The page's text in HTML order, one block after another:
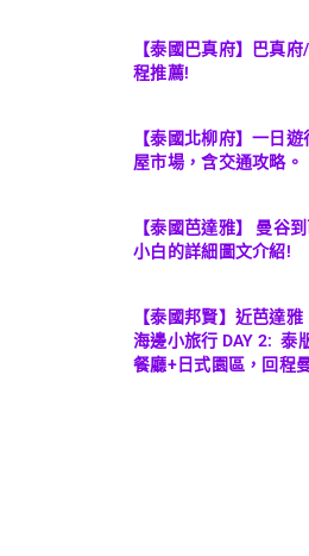
【泰國巴真府】巴真
程推薦!
【泰國北柳府】一日
屋市場，含交通攻略。
【泰國芭達雅】 曼谷
小白的詳細圖文介紹!
【泰國邦賢】近芭達
海邊小旅行 DAY 2: 泰
餐廳+日式園區，回程